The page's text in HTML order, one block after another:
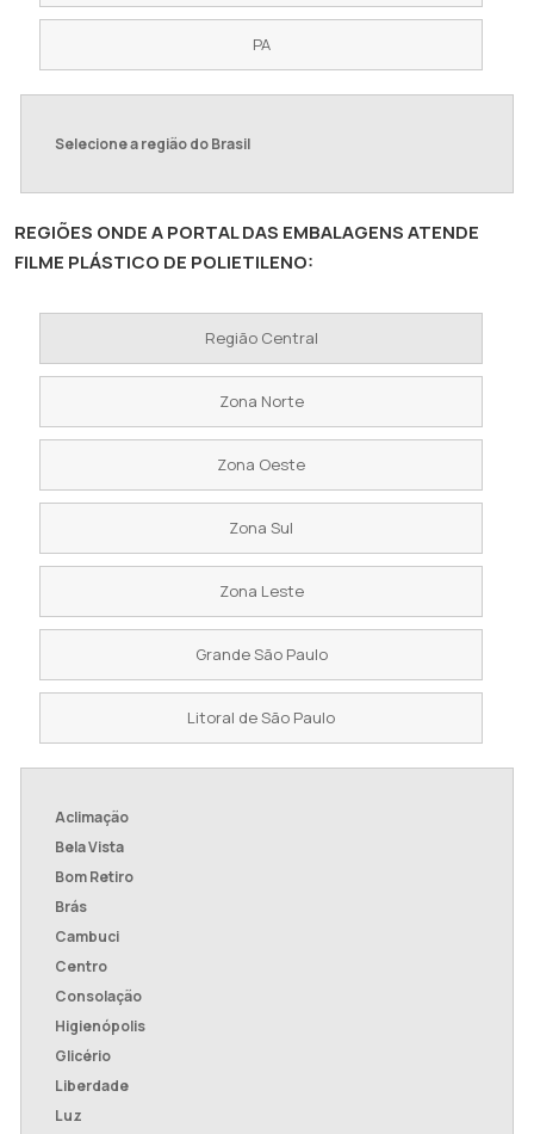
PA
Selecione a região do Brasil
REGIÕES ONDE A PORTAL DAS EMBALAGENS ATENDE
FILME PLÁSTICO DE POLIETILENO:
Região Central
Zona Norte
Zona Oeste
Zona Sul
Zona Leste
Grande São Paulo
Litoral de São Paulo
Aclimação
Bela Vista
Bom Retiro
Brás
Cambuci
Centro
Consolação
Higienópolis
Glicério
Liberdade
Luz